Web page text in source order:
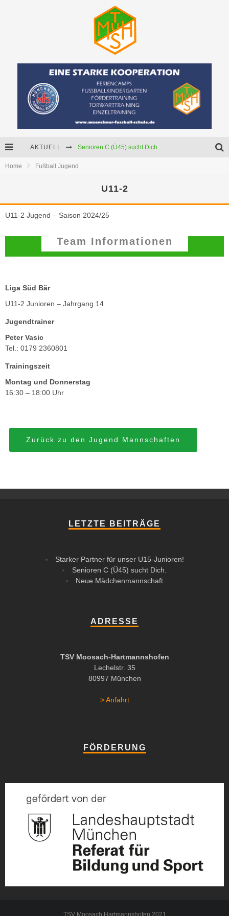
AKTUELL Senioren C (Ü45) sucht Dich.
Neue Mädchenmannschaft
Home Fußball Jugend
U11-2
U11-2 Jugend – Saison 2024/25
Team Informationen
Liga Süd Bär
U11-2 Junioren – Jahrgang 14
Jugendtrainer
Peter Vasic
Tel.: 0179 2360801
Trainingszeit
Montag und Donnerstag
16:30 – 18:00 Uhr
Zurück zu den Jugend Mannschaften
LETZTE BEITRÄGE
Starker Partner für unser U15-Junioren!
Senioren C (Ü45) sucht Dich.
Neue Mädchenmannschaft
ADRESSE
TSV Moosach-Hartmannshofen
Lechelstr. 35
80997 München
> Anfahrt
FÖRDERUNG